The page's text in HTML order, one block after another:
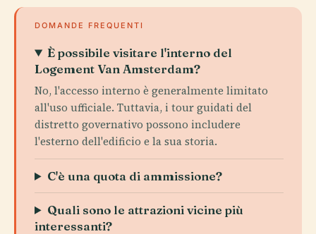
DOMANDE FREQUENTI
È possibile visitare l'interno del
Logement Van Amsterdam?
No, l'accesso interno è generalmente limitato
all'uso ufficiale. Tuttavia, i tour guidati del
distretto governativo possono includere
l'esterno dell'edificio e la sua storia.
C'è una quota di ammissione?
Quali sono le attrazioni vicine più
interessanti?